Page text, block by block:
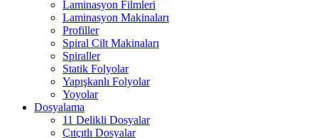
Laminasyon Filmleri
Laminasyon Makinaları
Profiller
Spiral Cilt Makinaları
Spiraller
Statik Folyolar
Yapışkanlı Folyolar
Yoyolar
Dosyalama
11 Delikli Dosyalar
Çıtçıtlı Dosyalar